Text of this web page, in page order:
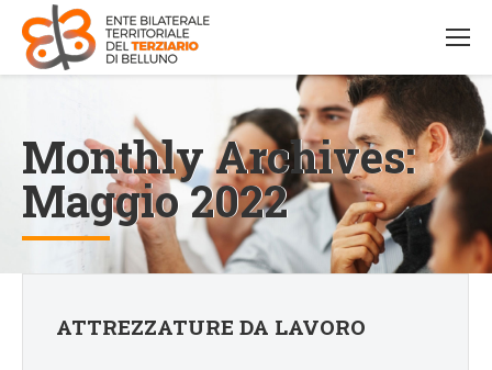
Monthly Archives:
Maggio 2022
ATTREZZATURE DA LAVORO